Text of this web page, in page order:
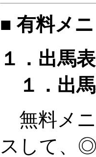
■ 有料メ
１．出馬
１．出
無料メ
スして、